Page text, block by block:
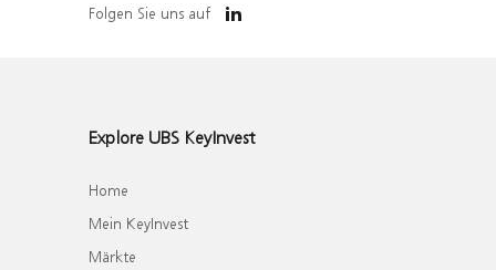
Folgen Sie uns auf
Explore UBS KeyInvest
Home
Mein KeyInvest
Märkte